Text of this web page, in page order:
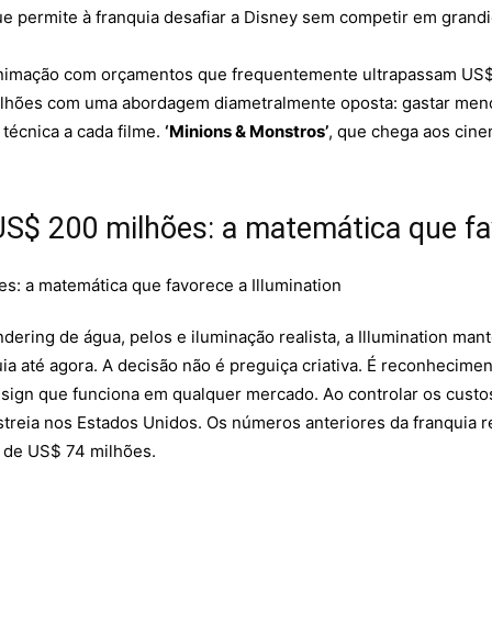
permite à franquia desafiar a Disney sem competir em
com orçamentos que frequentemente ultrapassam
com uma abordagem diametralmente oposta: gastar
a cada filme. ‘Minions & Monstros’, que chega aos
200 milhões: a matemática que
de água, pelos e iluminação realista, a Illumination
até agora. A decisão não é preguiça criativa. É
que funciona em qualquer mercado. Ao controlar os
nos Estados Unidos. Os números anteriores da franquia
US$ 74 milhões.